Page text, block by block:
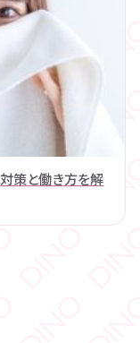
策と働き方を解